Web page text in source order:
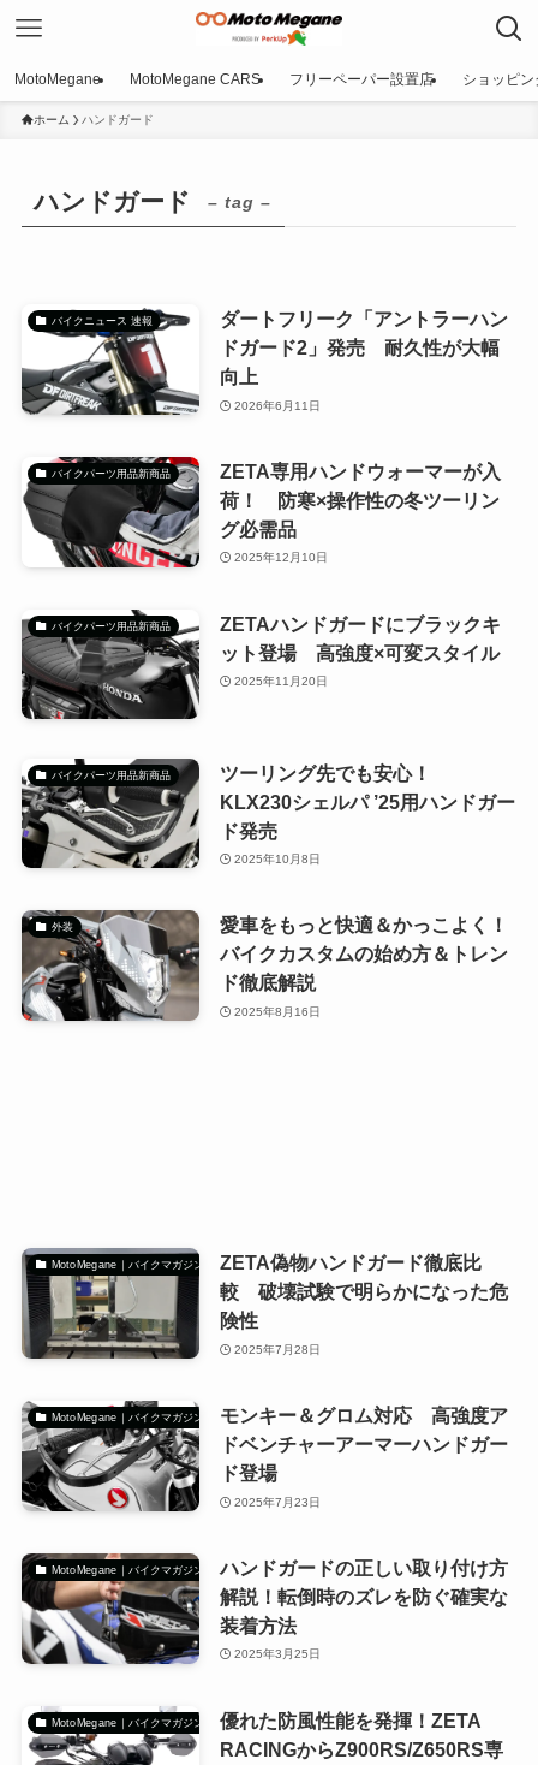
MotoMegane MotoMegane CARS フリーペーパー設置店 ショッピン
ホーム ハンドガード
ハンドガード – tag –
バイクニュース 速報
ダートフリーク「アントラーハン
ドガード2」発売 耐久性が大幅
向上
2026年6月11日
バイクパーツ用品新商品
ZETA専用ハンドウォーマーが入
荷！ 防寒×操作性の冬ツーリン
グ必需品
2025年12月10日
バイクパーツ用品新商品
ZETAハンドガードにブラックキ
ット登場 高強度×可変スタイル
2025年11月20日
バイクパーツ用品新商品
ツーリング先でも安心！
KLX230シェルパ ’25用ハンドガー
ド発売
2025年10月8日
外装
愛車をもっと快適＆かっこよく！
バイクカスタムの始め方＆トレン
ド徹底解説
2025年8月16日
MotoMegane｜バイクマガジン
ZETA偽物ハンドガード徹底比
較 破壊試験で明らかになった危
険性
2025年7月28日
MotoMegane｜バイクマガジン
モンキー＆グロム対応 高強度ア
ドベンチャーアーマーハンドガー
ド登場
2025年7月23日
MotoMegane｜バイクマガジン
ハンドガードの正しい取り付け方
解説！転倒時のズレを防ぐ確実な
装着方法
2025年3月25日
MotoMegane｜バイクマガジン
優れた防風性能を発揮！ZETA
RACINGからZ900RS/Z650RS専